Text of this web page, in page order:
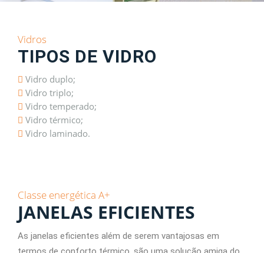
Vidros
TIPOS DE VIDRO
Vidro duplo;
Vidro triplo;
Vidro temperado;
Vidro térmico;
Vidro laminado.
Classe energética A+
JANELAS EFICIENTES
As janelas eficientes além de serem vantajosas em